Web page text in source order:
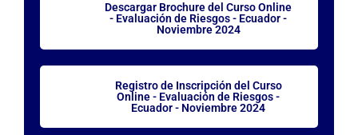
Descargar Brochure del Curso Online
- Evaluación de Riesgos - Ecuador -
Noviembre 2024
Registro de Inscripción del Curso
Online - Evaluación de Riesgos -
Ecuador - Noviembre 2024